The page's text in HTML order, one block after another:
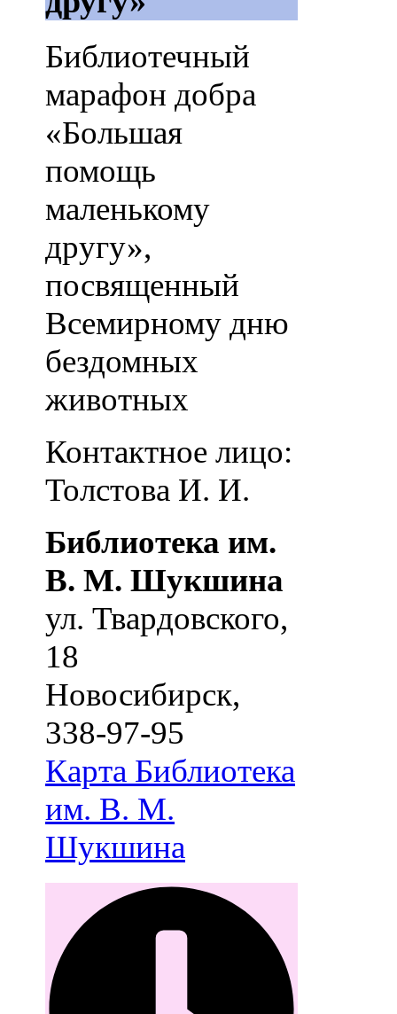
Библиотечный
марафон добра
«Большая
помощь
маленькому
другу»,
посвященный
Всемирному дню
бездомных
животных
Контактное лицо:
Толстова И. И.
Библиотека им.
В. М. Шукшина
ул. Твардовского,
18
Новосибирск,
338-97-95
Карта Библиотека
им. В. М.
Шукшина